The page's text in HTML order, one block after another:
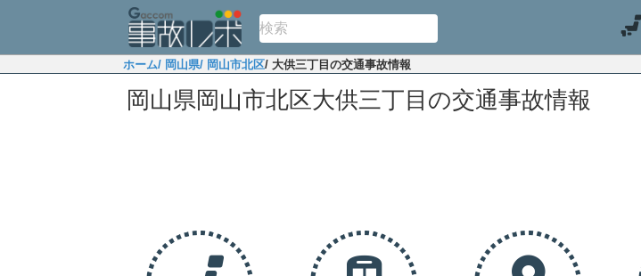
ホーム/ 岡山県/ 岡山市北区/ 大供三丁目の交通事故情報
岡山県岡山市北区大供三丁目の交通事故情報